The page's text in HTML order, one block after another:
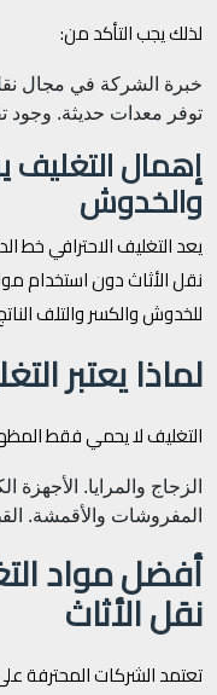
لذلك يجب التأكد من:
خبرة الشركة في مجال
توفر معدات حديثة. وجود
إهمال التغليف
والخدوش
يعد التغليف الاحترافي خط
نقل الأثاث دون استخدام
للخدوش والكسر والتلف
لماذا يعتبر
التغليف لا يحمي فقط
الزجاج والمرايا. الأجهزة
المفروشات والأقمشة.
أفضل مواد
نقل الأثاث
تعتمد الشركات المحترفة